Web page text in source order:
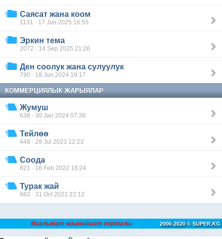
Саясат жана коом
1131 · 17 Jun 2025 16:55
Эркин тема
2072 · 14 Sep 2025 21:26
Ден соолук жана сулуулук
790 · 18 Jun 2024 19:17
КОММЕРЦИЯЛЫК ЖАРЫЯЛАР
Жумуш
638 · 30 Jan 2024 07:38
Тейлөө
448 · 28 Jul 2023 12:23
Соода
821 · 16 Feb 2022 18:24
Турак жай
982 · 31 Oct 2021 22:12
Маалымат-маанайшат порталы 2006-2020 © SUPER.KG